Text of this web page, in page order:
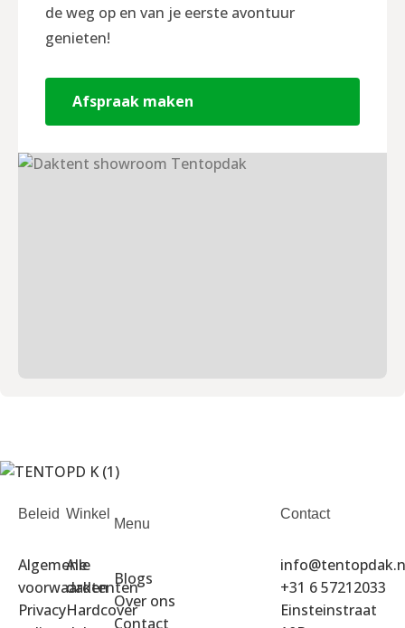
de weg op en van je eerste avontuur
genieten!
Afspraak maken
Beleid
Algemene
voorwaarden
Privacy
Winkel
Alle
daktenten
Hardcover
Menu
Blogs
Over ons
Contact
Contact
+31 6 57212033
Einsteinstraat